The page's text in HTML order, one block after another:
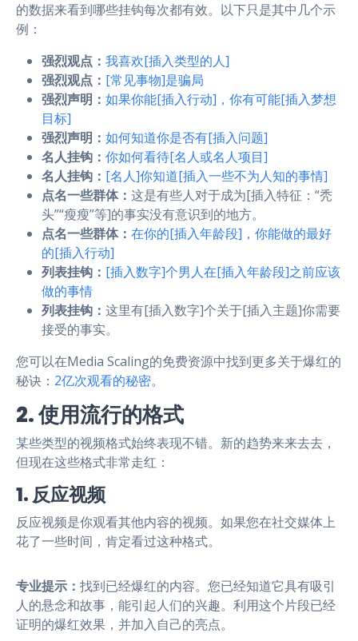
的数据来看到哪些挂钩每次都有效。以下只是其中几个示
例：
强烈观点： 我喜欢[插入类型的人]
强烈观点： [常见事物]是骗局
强烈声明： 如果你能[插入行动]，你有可能[插入梦想
目标]
强烈声明： 如何知道你是否有[插入问题]
名人挂钩： 你如何看待[名人或名人项目]
名人挂钩： [名人]你知道[插入一些不为人知的事情]
点名一些群体： 这是有些人对于成为[插入特征：“秃
头”“瘦瘦”等]的事实没有意识到的地方。
点名一些群体： 在你的[插入年龄段]，你能做的最好
的[插入行动]
列表挂钩： [插入数字]个男人在[插入年龄段]之前应该
做的事情
列表挂钩： 这里有[插入数字]个关于[插入主题]你需要
接受的事实。
您可以在Media Scaling的免费资源中找到更多关于爆红的
秘诀： 2亿次观看的秘密。
2. 使用流行的格式
某些类型的视频格式始终表现不错。新的趋势来来去去，
但现在这些格式非常走红：
1. 反应视频
反应视频是你观看其他内容的视频。如果您在社交媒体上
花了一些时间，肯定看过这种格式。
专业提示： 找到已经爆红的内容。您已经知道它具有吸引
人的悬念和故事，能引起人们的兴趣。利用这个片段已经
证明的爆红效果，并加入自己的亮点。